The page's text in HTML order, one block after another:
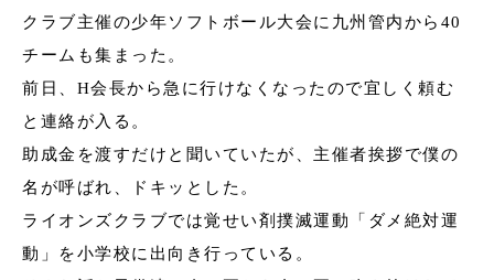
クラブ主催の少年ソフトボール大会に九州管内から 40
チームも集まった。
前日、 H会長から急に行けなくなったので宜しく頼む
と連絡が入る。
助成金を渡すだけと聞いていたが、主催者挨拶で僕の
名が呼ばれ、ドキッとした。
ライオンズクラブでは覚せい剤撲滅運動「ダメ絶対運
動」を小学校に出向き行っている。